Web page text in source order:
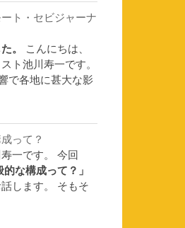
ート・セビジャーナ
。
こんにちは、
ト池川寿一です。
で各地に甚大な影
って？
一です。 今回
的な構成って？」
します。 そもそ